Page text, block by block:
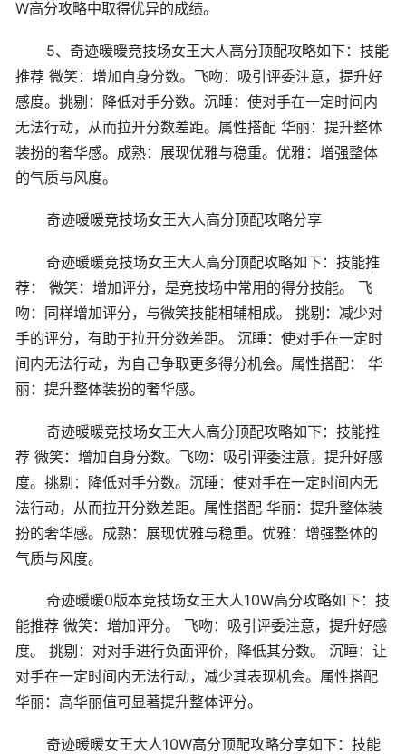
W高分攻略中取得优异的成绩。
5、奇迹暖暖竞技场女王大人高分顶配攻略如下：技能
推荐 微笑：增加自身分数。飞吻：吸引评委注意，提升好
感度。挑剔：降低对手分数。沉睡：使对手在一定时间内
无法行动，从而拉开分数差距。属性搭配 华丽：提升整体
装扮的奢华感。成熟：展现优雅与稳重。优雅：增强整体
的气质与风度。
奇迹暖暖竞技场女王大人高分顶配攻略分享
奇迹暖暖竞技场女王大人高分顶配攻略如下：技能推
荐： 微笑：增加评分，是竞技场中常用的得分技能。 飞
吻：同样增加评分，与微笑技能相辅相成。 挑剔：减少对
手的评分，有助于拉开分数差距。 沉睡：使对手在一定时
间内无法行动，为自己争取更多得分机会。属性搭配： 华
丽：提升整体装扮的奢华感。
奇迹暖暖竞技场女王大人高分顶配攻略如下：技能推
荐 微笑：增加自身分数。飞吻：吸引评委注意，提升好感
度。挑剔：降低对手分数。沉睡：使对手在一定时间内无
法行动，从而拉开分数差距。属性搭配 华丽：提升整体装
扮的奢华感。成熟：展现优雅与稳重。优雅：增强整体的
气质与风度。
奇迹暖暖0版本竞技场女王大人10W高分攻略如下：技
能推荐 微笑：增加评分。 飞吻：吸引评委注意，提升好感
度。 挑剔：对对手进行负面评价，降低其分数。 沉睡：让
对手在一定时间内无法行动，减少其表现机会。属性搭配
华丽：高华丽值可显著提升整体评分。
奇迹暖暖女王大人10W高分顶配攻略分享如下：技能